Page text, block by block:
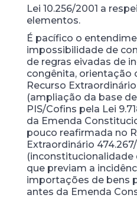
Lei 10.256/2001 a
elementos.
É pacífico o
impossibilidade de
de regras eivadas de
congênita, orientação
Recurso
(ampliação da base
PIS/Cofins pela Lei
da Emenda
pouco reafirmada no
Extraordinário
(inconstitucionalidade
que previam a
importações de bens
antes da Emenda